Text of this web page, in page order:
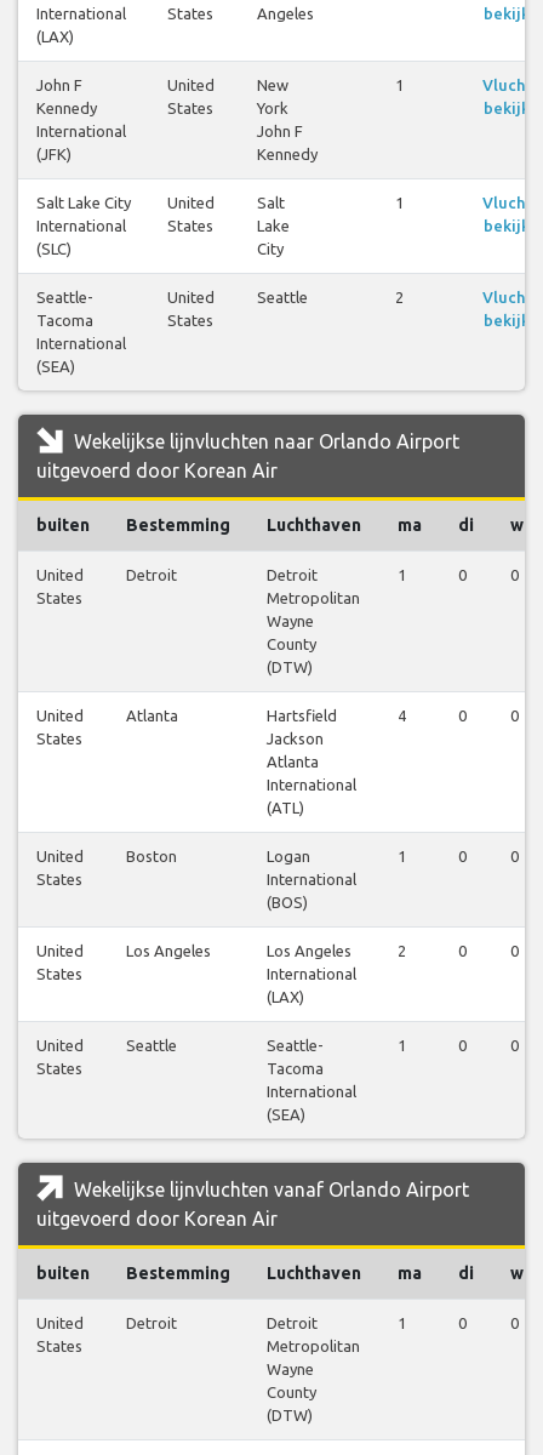
International
(LAX)
States
Angeles
John F
Kennedy
International
(JFK)
United
States
New
York
John F
Kennedy
1
Salt Lake City
International
(SLC)
United
States
Salt
Lake
City
1
Seattle-
Tacoma
International
(SEA)
United
States
Seattle 2
Wekelijkse lijnvluchten naar Orlando Airport
uitgevoerd door Korean Air
buiten Bestemming Luchthaven ma di wo
United
States
Detroit
Detroit
Metropolitan
Wayne
County
(DTW)
1 0 0
United
States
Atlanta
Hartsfield
Jackson
Atlanta
International
(ATL)
4 0 0
United
States
Boston
Logan
International
(BOS)
1 0 0
United
States
Los Angeles
Los Angeles
International
(LAX)
2 0 0
United
States
Seattle
Seattle-
Tacoma
International
(SEA)
1 0 0
Wekelijkse lijnvluchten vanaf Orlando Airport
uitgevoerd door Korean Air
buiten Bestemming Luchthaven ma di wo
United
States
Detroit
Detroit
Metropolitan
Wayne
County
(DTW)
1 0 0